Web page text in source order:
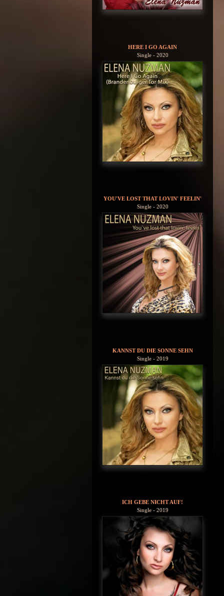
HERE I GO AGAIN
Single - 2020
YOU'VE LOST THAT LOVIN' FEELIN'
Single - 2020
KANNST DU DIE SONNE SEHN
Single - 2019
ICH GEBE NICHT AUF!
Single - 2019